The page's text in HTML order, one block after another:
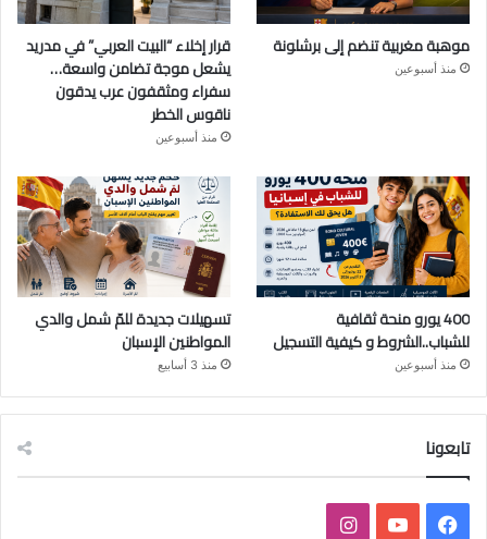
موهبة مغربية تنضم إلى برشلونة
منذ أسبوعين
قرار إخلاء “البيت العربي” في مدريد
يشعل موجة تضامن واسعة…
سفراء ومثقفون عرب يدقون
ناقوس الخطر
منذ أسبوعين
400 يورو منحة ثقافية
للشباب..الشروط و كيفية التسجيل
منذ أسبوعين
تسهيلات جديدة للمّ شمل والدي
المواطنين الإسبان
منذ 3 أسابيع
تابعونا